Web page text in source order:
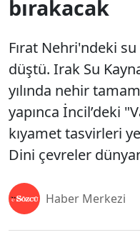
bırakacak
Fırat Nehri'ndeki
düştü. Irak Su
yılında nehir
yapınca İncil’deki
kıyamet tasvirleri
Dini çevreler
Haber Merkezi